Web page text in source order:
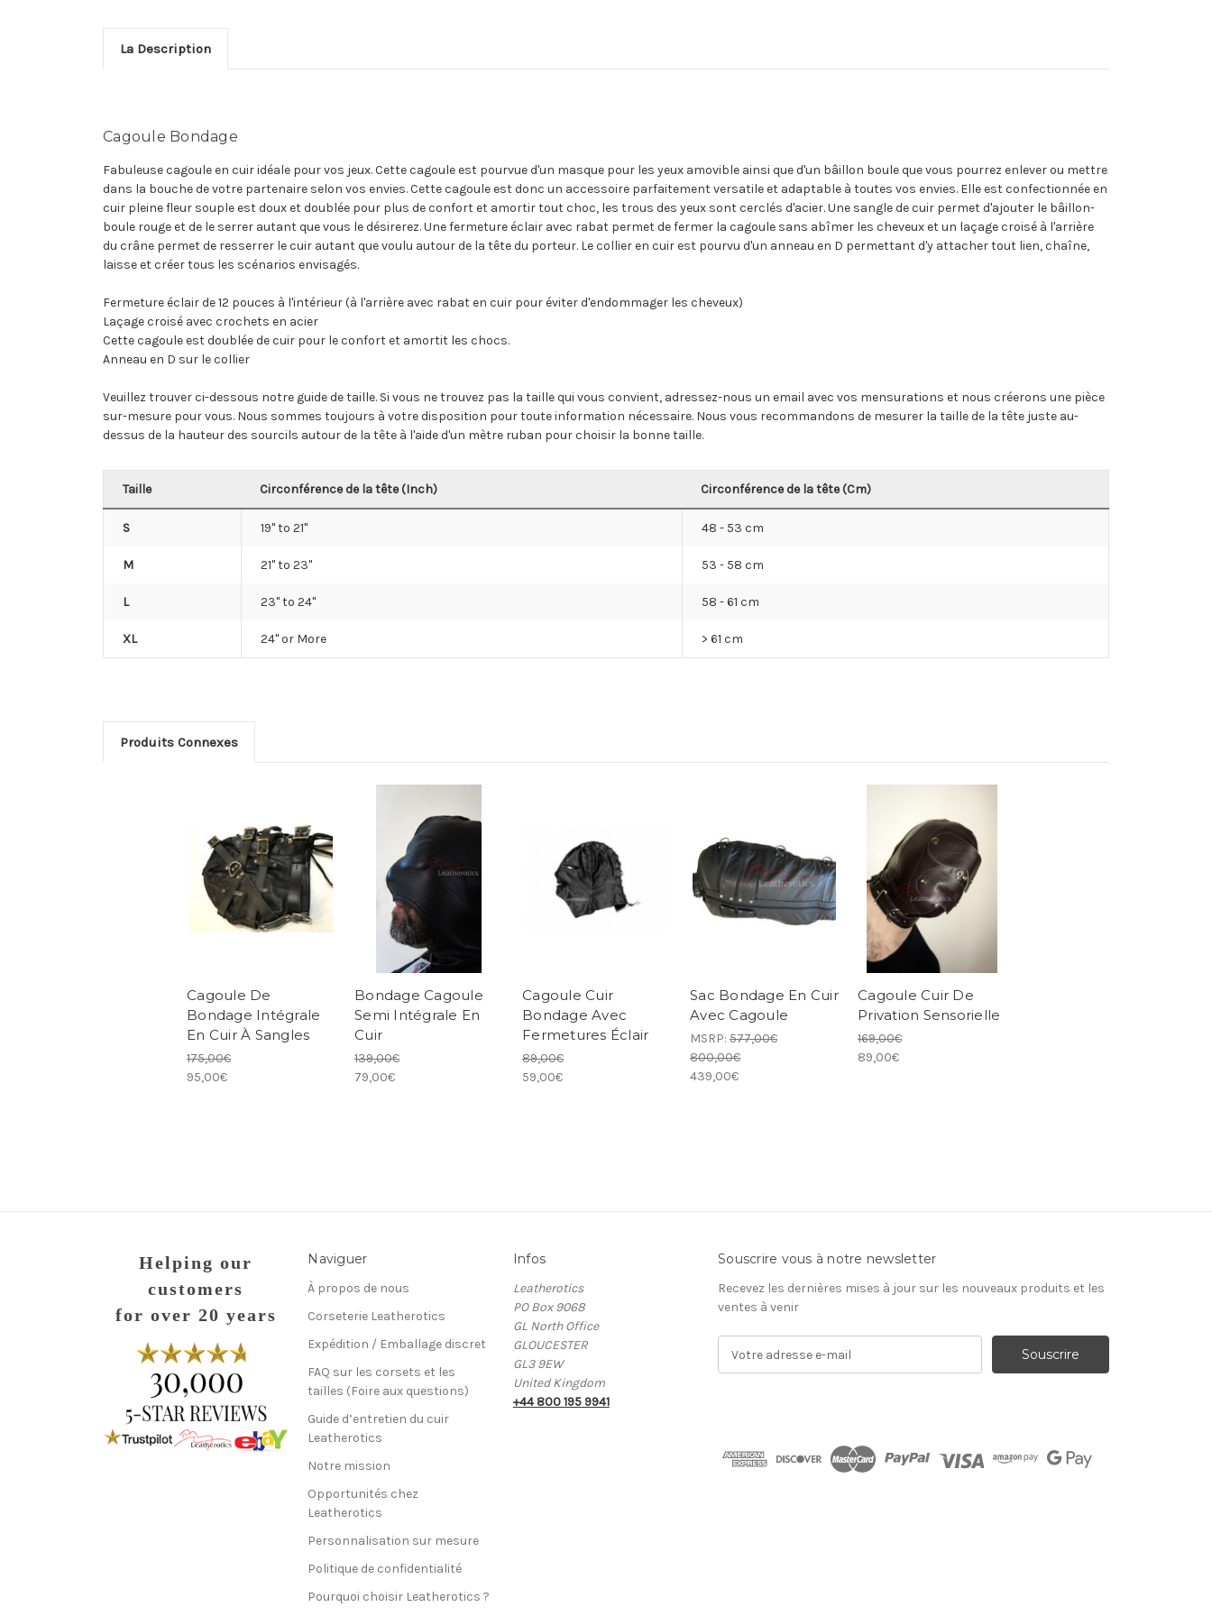
La Description
Cagoule Bondage
Fabuleuse cagoule en cuir idéale pour vos jeux. Cette cagoule est pourvue d'un masque pour les yeux amovible ainsi que d'un bâillon boule que vous pourrez enlever ou mettre
dans la bouche de votre partenaire selon vos envies. Cette cagoule est donc un accessoire parfaitement versatile et adaptable à toutes vos envies. Elle est confectionnée en
cuir pleine fleur souple est doux et doublée pour plus de confort et amortir tout choc, les trous des yeux sont cerclés d'acier. Une sangle de cuir permet d'ajouter le bâillon-
boule rouge et de le serrer autant que vous le désirerez. Une fermeture éclair avec rabat permet de fermer la cagoule sans abîmer les cheveux et un laçage croisé à l'arrière
du crâne permet de resserrer le cuir autant que voulu autour de la tête du porteur. Le collier en cuir est pourvu d'un anneau en D permettant d'y attacher tout lien, chaîne,
laisse et créer tous les scénarios envisagés.
Fermeture éclair de 12 pouces à l'intérieur (à l'arrière avec rabat en cuir pour éviter d'endommager les cheveux)
Laçage croisé avec crochets en acier
Cette cagoule est doublée de cuir pour le confort et amortit les chocs.
Anneau en D sur le collier
Veuillez trouver ci-dessous notre guide de taille. Si vous ne trouvez pas la taille qui vous convient, adressez-nous un email avec vos mensurations et nous créerons une pièce
sur-mesure pour vous. Nous sommes toujours à votre disposition pour toute information nécessaire. Nous vous recommandons de mesurer la taille de la tête juste au-
dessus de la hauteur des sourcils autour de la tête à l'aide d'un mètre ruban pour choisir la bonne taille.
Taille Circonférence de la tête (Inch) Circonférence de la tête (Cm)
S 19" to 21" 48 - 53 cm
M 21" to 23" 53 - 58 cm
L 23" to 24" 58 - 61 cm
XL 24'' or More > 61 cm
Produits Connexes
Cagoule De
Bondage Intégrale
En Cuir À Sangles
175,00€
95,00€
Bondage Cagoule
Semi Intégrale En
Cuir
139,00€
79,00€
Cagoule Cuir
Bondage Avec
Fermetures Éclair
89,00€
59,00€
Sac Bondage En Cuir
Avec Cagoule
MSRP: 577,00€
800,00€
439,00€
Cagoule Cuir De
Privation Sensorielle
169,00€
89,00€
Helping our
customers
for over 20 years
Naviguer
À propos de nous
Corseterie Leatherotics
Expédition / Emballage discret
FAQ sur les corsets et les
tailles (Foire aux questions)
Guide d’entretien du cuir
Leatherotics
Notre mission
Opportunités chez
Leatherotics
Personnalisation sur mesure
Politique de confidentialité
Pourquoi choisir Leatherotics ?
Infos
Leatherotics
PO Box 9068
GL North Office
GLOUCESTER
GL3 9EW
United Kingdom
+44 800 195 9941
Souscrire vous à notre newsletter
Recevez les dernières mises à jour sur les nouveaux produits et les
ventes à venir
e